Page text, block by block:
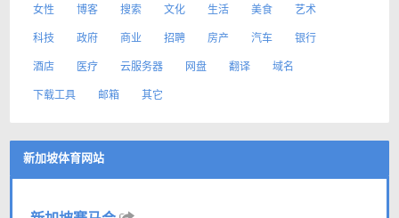
女性
博客 搜索 文化 生活 美食
艺术
科技
政府 商业 招聘 房产 汽车
银行
酒店
医疗 云服务器 网盘 翻译
域名
下载工具
邮箱 其它
新加坡体育网站